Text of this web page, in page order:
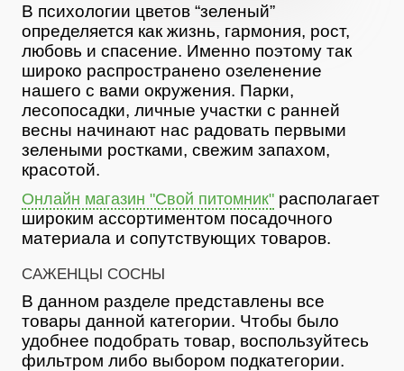
В психологии цветов “зеленый”
определяется как жизнь, гармония, рост,
любовь и спасение. Именно поэтому так
широко распространено озеленение
нашего с вами окружения. Парки,
лесопосадки, личные участки с ранней
весны начинают нас радовать первыми
зелеными ростками, свежим запахом,
красотой.
Онлайн магазин "Свой питомник" располагает
широким ассортиментом посадочного
материала и сопутствующих товаров.
САЖЕНЦЫ СОСНЫ
В данном разделе представлены все
товары данной категории. Чтобы было
удобнее подобрать товар, воспользуйтесь
фильтром либо выбором подкатегории.